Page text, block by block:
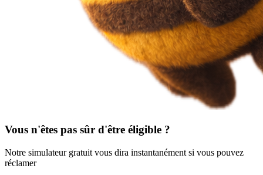
Vous n'êtes pas sûr d'être éligible ?
Notre simulateur gratuit vous dira instantanément si vous pouvez
réclamer